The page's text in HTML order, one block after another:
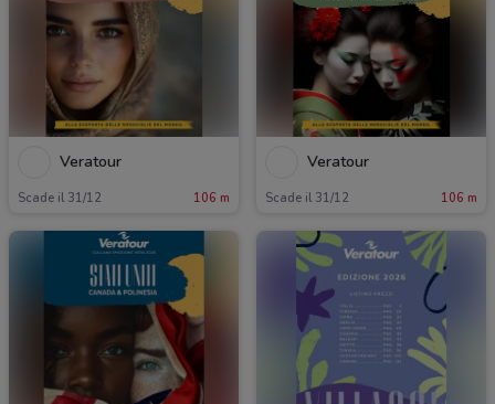
Veratour
Scade il 31/12 106 m
Veratour
Scade il 31/12 106 m